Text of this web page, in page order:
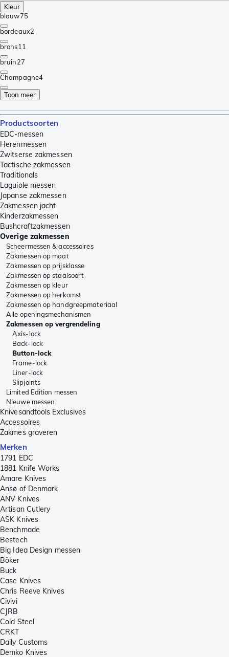
Kleur
blauw75
bordeaux2
brons11
bruin27
Champagne4
Toon meer
Productsoorten
EDC-messen
Herenmessen
Zwitserse zakmessen
Tactische zakmessen
Traditionals
Laguiole messen
Japanse zakmessen
Zakmessen jacht
Kinderzakmessen
Bushcraftzakmessen
Overige zakmessen
Scheermessen & accessoires
Zakmessen op maat
Zakmessen op prijsklasse
Zakmessen op staalsoort
Zakmessen op kleur
Zakmessen op herkomst
Zakmessen op handgreepmateriaal
Alle openingsmechanismen
Zakmessen op vergrendeling
Axis-lock
Back-lock
Button-lock
Frame-lock
Liner-lock
Slipjoints
Limited Edition messen
Nieuwe messen
Knivesandtools Exclusives
Accessoires
Zakmes graveren
Merken
1791 EDC
1881 Knife Works
Amare Knives
Ansø of Denmark
ANV Knives
Artisan Cutlery
ASK Knives
Benchmade
Bestech
Big Idea Design messen
Böker
Buck
Case Knives
Chris Reeve Knives
Civivi
CJRB
Cold Steel
CRKT
Daily Customs
Demko Knives